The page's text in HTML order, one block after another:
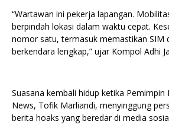
“Wartawan ini pekerja lapangan.
berpindah lokasi dalam waktu cepat.
nomor satu, termasuk memastikan SIM
berkendara lengkap,” ujar Kompol Adhi
Suasana kembali hidup ketika Pemimpin
News, Tofik Marliandi, menyinggung
berita hoaks yang beredar di media